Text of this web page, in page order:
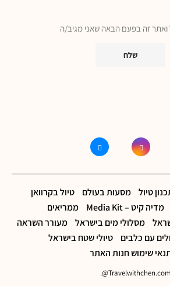
זה בפעם הבאה שאני מגיב/ה
טיול מסעות בעולם
טיול בקרוואן
מדיה קיט – Media Kit
ממריאים
מסלולי מים בישראל
מעורר השראה
עם כלבים
טיולי שטח בישראל
שימוש חנות האתר